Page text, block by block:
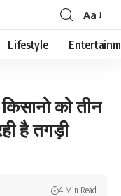
Font
Resizer
Aa
Lifestyle
को तीन
है तगड़ी
4 Min Read